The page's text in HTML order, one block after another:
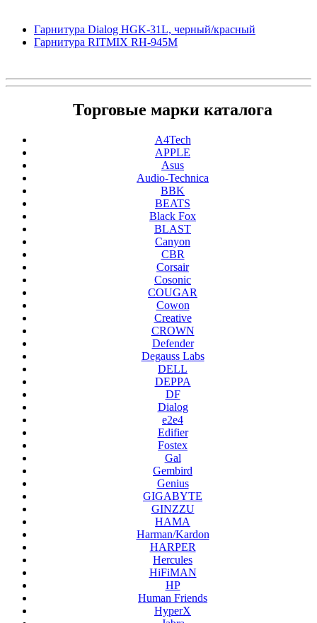
Гарнитура Dialog HGK-31L, черный/красный
Гарнитура RITMIX RH-945M
Торговые марки каталога
A4Tech
APPLE
Asus
Audio-Technica
BBK
BEATS
Black Fox
BLAST
Canyon
CBR
Corsair
Cosonic
COUGAR
Cowon
Creative
CROWN
Defender
Degauss Labs
DELL
DEPPA
DF
Dialog
e2e4
Edifier
Fostex
Gal
Gembird
Genius
GIGABYTE
GINZZU
HAMA
Harman/Kardon
HARPER
Hercules
HiFiMAN
HP
Human Friends
HyperX